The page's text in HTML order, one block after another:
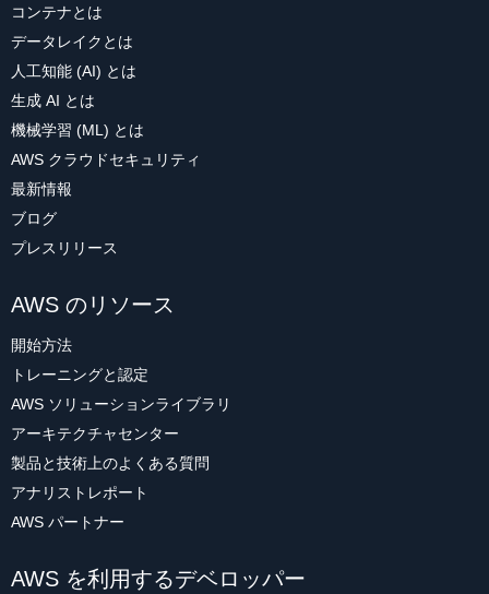
コンテナとは
データレイクとは
人工知能 (AI) とは
生成 AI とは
機械学習 (ML) とは
AWS クラウドセキュリティ
最新情報
ブログ
プレスリリース
AWS のリソース
開始方法
トレーニングと認定
AWS ソリューションライブラリ
アーキテクチャセンター
製品と技術上のよくある質問
アナリストレポート
AWS パートナー
AWS を利用するデベロッパー